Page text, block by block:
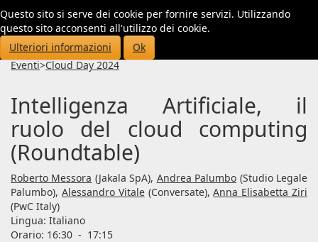
Questo sito si serve dei cookie per fornire servizi. Utilizzando
questo sito acconsenti all'utilizzo dei cookie.
Ulteriori informazioni
Ok
Eventi>Cloud Day 2024
Intelligenza Artificiale, il
ruolo del cloud computing
(Roundtable)
Roberto Messora (Jakala SpA), Andrea Palumbo (Studio Legale
Palumbo), Alessandro Vitale(Conversate),Anna Elisabetta Ziri
(PwC Italy)
Lingua: Italiano
Orario: 16:30 - 17:15